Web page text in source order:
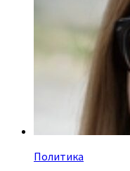
Политика